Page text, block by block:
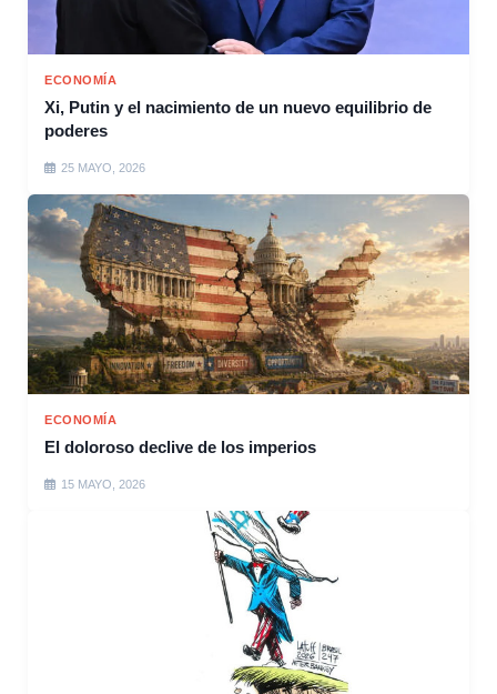
ECONOMÍA
Xi, Putin y el nacimiento de un nuevo equilibrio de
poderes
25 MAYO, 2026
ECONOMÍA
El doloroso declive de los imperios
15 MAYO, 2026